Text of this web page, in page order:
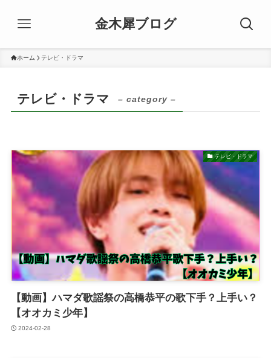
金木犀ブログ
ホーム テレビ・ドラマ
テレビ・ドラマ – category –
テレビ・ドラマ
【動画】ハマダ歌謡祭の高橋恭平の歌下手？上手い？
【オオカミ少年】
2024-02-28